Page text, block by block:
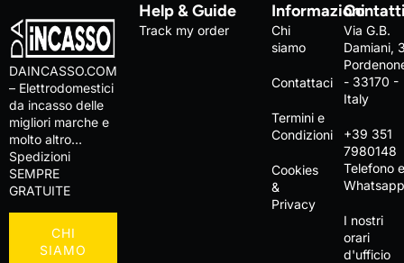
DAINCASSO.COM
– Elettrodomestici
da incasso delle
migliori marche e
molto altro…
Spedizioni
SEMPRE
GRATUITE
CHI
SIAMO
Help & Guide
Track my order
Informazioni
Chi
siamo
Contattaci
Termini e
Condizioni
Cookies
&
Privacy
Via G.B.
Damiani,
- 33170 -
Italy
+39 351
7980148
Telefono
I nostri
orari
d'ufficio